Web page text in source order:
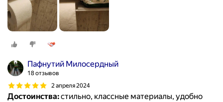
Пафнутий Милосердный
18 отзывов
2 апреля 2024
Достоинства:стильно, классные материалы, удобно